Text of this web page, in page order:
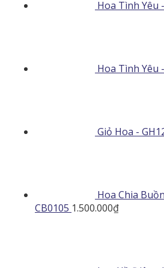
Hoa Tình Yêu
Hoa Tình Yêu
Giỏ Hoa -
Hoa Chia
CB0105 1.500.000₫